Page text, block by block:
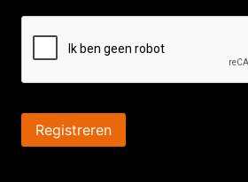
Registreren